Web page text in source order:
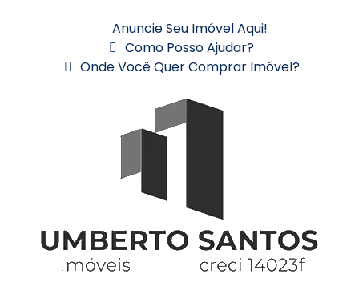
Anuncie Seu Imóvel Aqui!
Como Posso Ajudar?
Onde Você Quer Comprar Imóvel?